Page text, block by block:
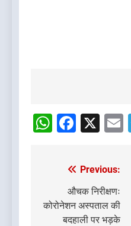
navigation
X
Post
navigation
Previous:
औचक निरीक्षणः
कोरोनेशन अस्पताल की
बदहाली पर भड़के